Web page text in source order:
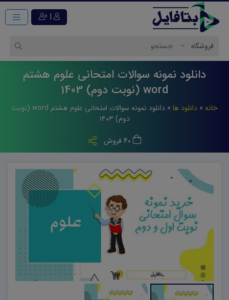
|
دانلود نمونه سوالات امتحانی علوم هشتم
word (نوبت دوم) 1403
خانه »دانلود ها »
دانلود نمونه سوالات امتحانی علوم هشتم word (نوبت
دوم) ۱۴۰۳